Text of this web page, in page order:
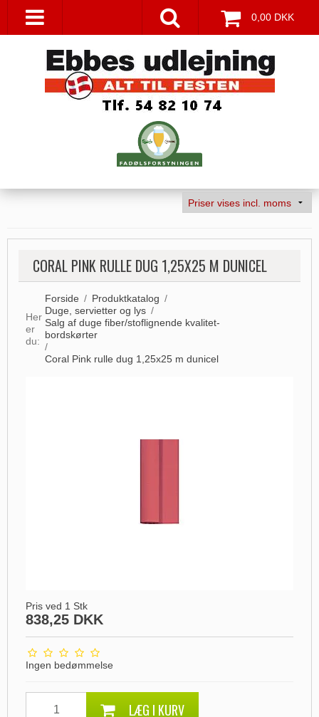
0,00 DKK
CORAL PINK RULLE DUG 1,25X25 M DUNICEL
Her
er
du:
Forside / Produktkatalog /
Duge, servietter og lys /
Salg af duge fiber/stoflignende kvalitet-
bordskørter
/
Coral Pink rulle dug 1,25x25 m dunicel
Pris ved 1 Stk
838,25 DKK
Ingen bedømmelse
LÆG I KURV